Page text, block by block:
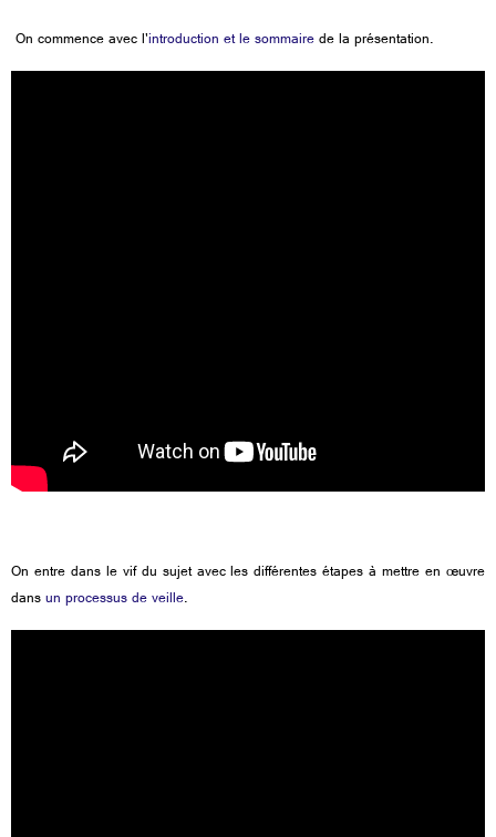
On commence avec l'introduction et le sommairede la présentation.
On entre dans le vif du sujet avec les différentes étapes à mettre en œuvre
dansun processus de veille.